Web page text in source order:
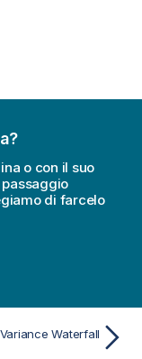
o con il suo
di farcelo
Waterfall